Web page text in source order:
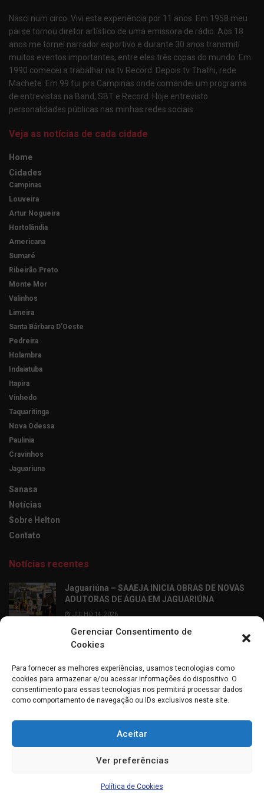
Gerenciar Consentimento de
Cookies
Para fornecer as melhores experiências, usamos tecnologias como
cookies para armazenar e/ou acessar informações do dispositivo. O
consentimento para essas tecnologias nos permitirá processar dados
como comportamento de navegação ou IDs exclusivos neste site.
Aceitar
Ver preferências
Política de Cookies
Nasci num circo. Vivi esta experiência por 11 anos. Em 1958 meu
pai se tornou diretor artístico de uma emissora de rádio. Aos 18
anos me tornei narrador esportivo e durante 30 anos transmiti
muitos eventos importantes, entre eles três copas do mundo. Em
1990 comecei a trabalhar na tv Record. Depois tv Thathi, rede
Machete. Em 99 fui pra Campinas onde comandei um programa
de entrevistas na Band, SBT e Record. Hoje entrevisto
personalidades públicas nas minhas redes sociais.
Veja as notícias de cada cidade
Home
Cidades
Campinas
Louveira
Artur Nogueira
Hortolândia
Americana
Sumaré
Ribeirão Preto
Monte Mor
Valinhos
Limeira
Santa Bárbara D’Oeste
Pedreira
Holambra
Indaiatuba
Itapira
Vinhedo
Taquaritinga
Nova Odessa
Paulínia
Cravinhos
Jaguariuna
Sanasa
Notícias
Sobre Helton
Contato
Notícias recentes
Jaguariúna – SAAEJA INICIA OBRAS DE NOVAS
ADUTORAS DE ÁGUA EM JAGUARIÚNA
JULHO 14, 2026
Ribeirão Preto – Professor Alfabetizador chega
às salas de aula dos 2º anos da rede municipal
JULHO 14, 2026
Entre em contato